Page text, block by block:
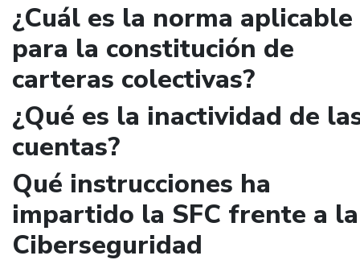
¿Cuál es la norma aplicable
para la constitución de
carteras colectivas?
¿Qué es la inactividad de
cuentas?
Qué instrucciones ha
impartido la SFC frente a la
Ciberseguridad